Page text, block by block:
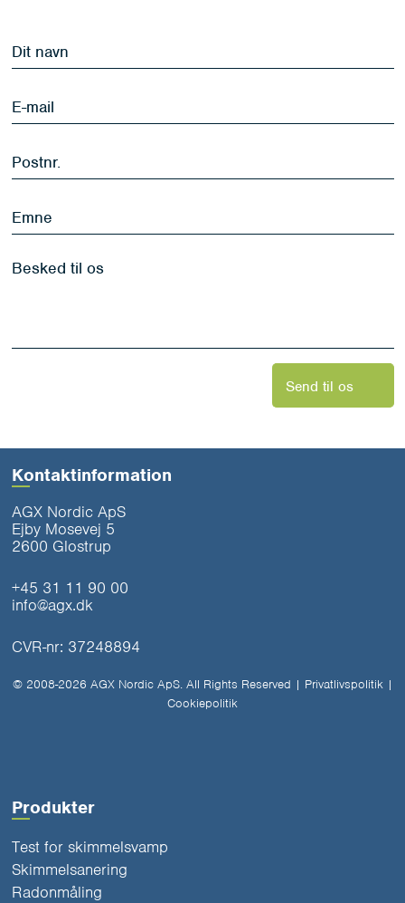
navn
mail
*
Besked
Send til os
Kontaktinformation
AGX Nordic ApS
Ejby Mosevej 5
2600 Glostrup
+45 31 11 90 00
info@agx.dk
CVR-nr: 37248894
© 2008-2026 AGX Nordic ApS. All Rights Reserved | Privatlivspolitik|
Cookiepolitik
Produkter
Test for skimmelsvamp
Skimmelsanering
Radonmåling